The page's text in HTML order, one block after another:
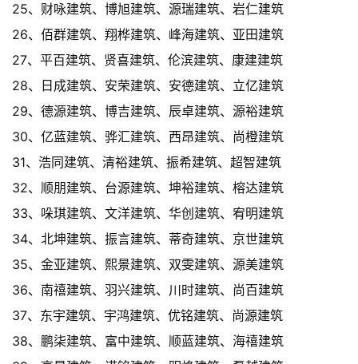
25、财咏建筑、博旭建筑、源瑞建筑、岩仁建筑
26、佰群建筑、翔桦建筑、峰海建筑、亚田建筑
27、平百建筑、贤喜建筑、伦滨建筑、康建建筑
28、日成建筑、安荣建筑、安德建筑、立亿建筑
29、德源建筑、博吉建筑、辰卓建筑、源裕建筑
30、亿蓝建筑、骅汇建筑、西昂建筑、尚橙建筑
31、浩同建筑、清裕建筑、振希建筑、超智建筑
32、顺朋建筑、台源建筑、坤裕建筑、榕达建筑
33、哚琪建筑、文洋建筑、华创建筑、宥明建筑
34、北坤建筑、振言建筑、蒂奇建筑、京世建筑
35、金亚建筑、熙景建筑、双雯建筑、源美建筑
36、南禧建筑、羽兴建筑、川时建筑、尚百建筑
37、东宇建筑、宇鸿建筑、优铭建筑、尚源建筑
38、鹏柒建筑、富中建筑、顺蓝建筑、海禧建筑